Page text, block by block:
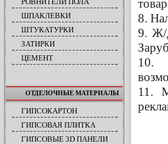
ШПАКЛЕВКИ
ШТУКАТУРКИ
ЗАТИРКИ
ЦЕМЕНТ
ОТДЕЛОЧНЫЕ МАТЕРИАЛЫ
ГИПСОКАРТОН
ГИПСОВАЯ ПЛИТКА
ГИПСОВЫЕ 3D ПАНЕЛИ
8.
9. Ж/
10.
11.